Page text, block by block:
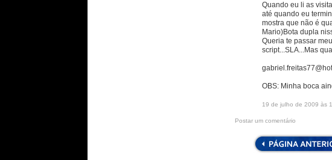
Quando eu li as
até quando eu
mostra que não é
Mario)Bota dupla
Queria te passar
script...SLA...Mas
OBS: Minha boca
19 de julho de 2009 às
Postar um comentário